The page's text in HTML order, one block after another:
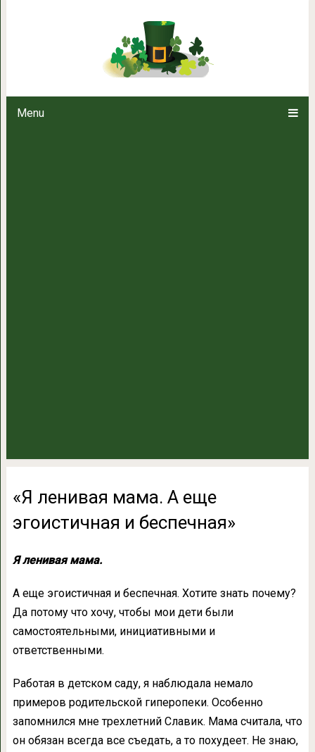
Menu
«Я ленивая мама. А еще
«Я ленивая мама. А еще
эгоистичная и беспечная»
Я ленивая мама.
А еще эгоистичная и беспечная. Хотите знать почему?
Да потому что хочу, чтобы мои дети были
самостоятельными, инициативными и
ответственными.
Работая в детском саду, я наблюдала немало
примеров родительской гиперопеки. Особенно
запомнился мне трехлетний Славик. Мама считала, что
он обязан всегда все съедать, а то похудеет. Не знаю,